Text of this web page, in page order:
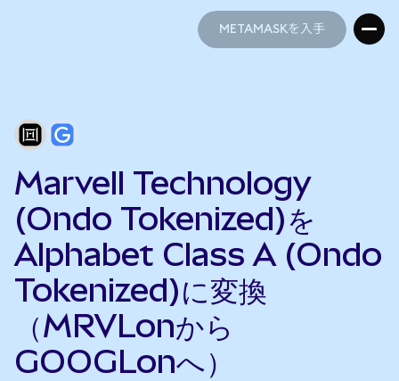
METAMASKを入手
Marvell Technology
(Ondo Tokenized)を
Alphabet Class A (Ondo
Tokenized)に変換
（MRVLonから
GOOGLonへ）